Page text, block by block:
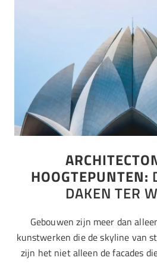
HOOGTEPUNTEN:
DAKEN TER
Gebouwen zijn meer dan
kunstwerken die de skyline van
zijn het niet alleen de facades